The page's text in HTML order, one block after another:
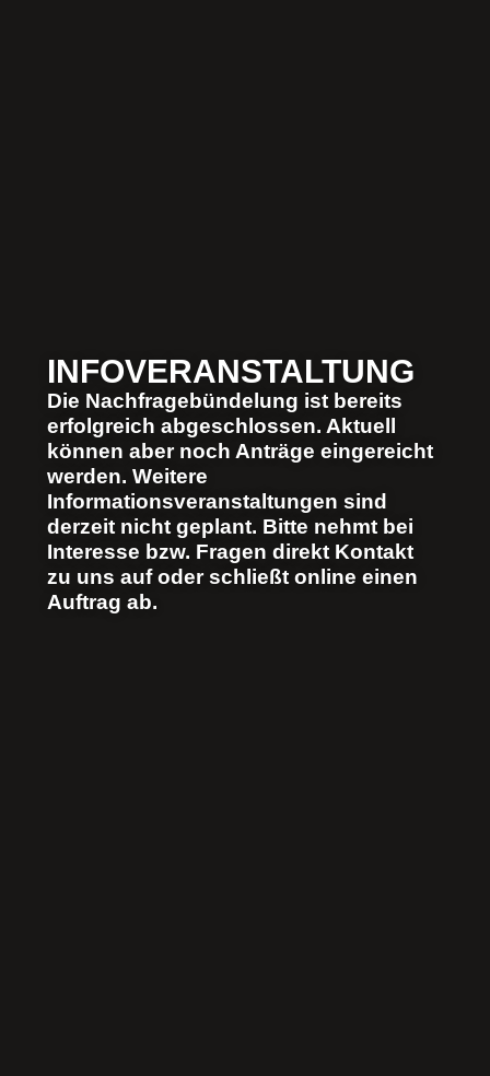
INFOVERANSTALTUNG​
Die Nachfragebündelung ist bereits
erfolgreich abgeschlossen. Aktuell
können aber noch Anträge eingereicht
werden. Weitere
Informationsveranstaltungen sind
derzeit nicht geplant. Bitte nehmt bei
Interesse bzw. Fragen direkt Kontakt
zu uns auf oder schließt online einen
Auftrag ab.